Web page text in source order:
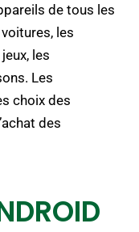
de tous les
les
les
Les
choix des
des